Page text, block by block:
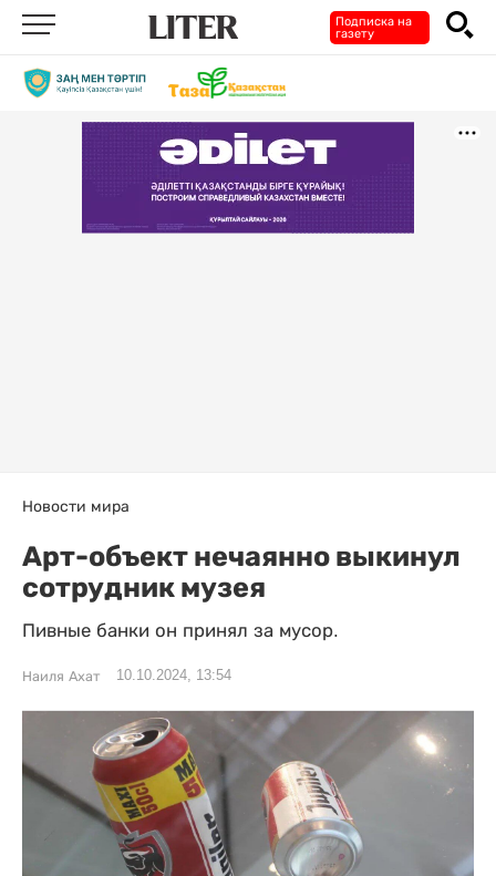
Подписка на
газету
Новости мира
Арт-объект нечаянно выкинул
сотрудник музея
Пивные банки он принял за мусор.
Наиля Ахат 10.10.2024, 13:54